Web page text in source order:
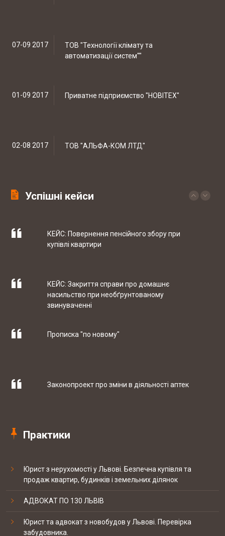
07-09 2017
ТОВ "Технології клімату та
автоматизації систем""
01-09 2017 Приватне підприємство "НОВІТЕХ"
02-08 2017 ТОВ "АЛЬФА-КОМ ЛТД"
12-07 2017
Інтернет магазин автозапчастин CARS-
10-05 2017 ТОВ "РЕЙДЖ ЕНЕРДЖІ"
07-04 2017 ТОВ "ЮБТ ГРУП"
12-09 2017 NOMO SP. z o.o.
Успішні кейси
позапланових податкових перевірок
судові змагання з медіа права
КЕЙС: Повернення пенсійного збору при
купівлі квартири
КЕЙС: Закриття справи про домашнє
насильство при необґрунтованому
звинуваченні
Прописка "по новому"
Законопроект про зміни в діяльності аптек
Штрафи за порушення трудового
Скорочено підстави для проведення
позапланових податкових перевірок
Практики
Юрист з нерухомості у Львові. Безпечна купівля та
продаж квартир, будинків і земельних ділянок
АДВОКАТ ПО 130 ЛЬВІВ
Юрист та адвокат з новобудов у Львові. Перевірка
забудовника.